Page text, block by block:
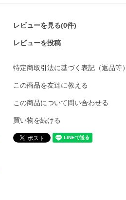
レビューを見る(0件)
レビューを投稿
特定商取引法に基づく表記（返品等）
この商品を友達に教える
この商品について問い合わせる
買い物を続ける